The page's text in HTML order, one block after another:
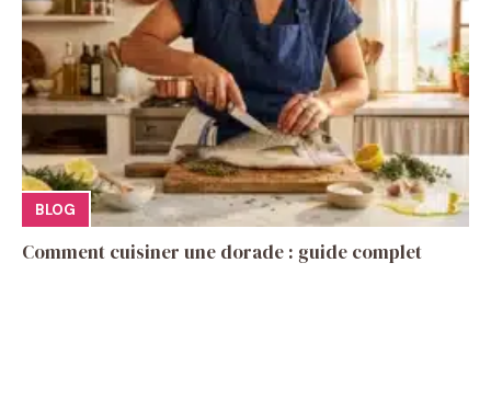
BLOG
Comment cuisiner une dorade : guide complet